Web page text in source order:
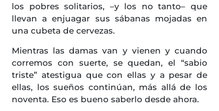
los pobres solitarios, –y los no tanto– que
llevan a enjuagar sus sábanas mojadas en
una cubeta de cervezas.
Mientras las damas van y vienen y cuando
corremos con suerte, se quedan, el “sabio
triste” atestigua que con ellas y a pesar de
ellas, los sueños continúan, más allá de los
noventa. Eso es bueno saberlo desde ahora.